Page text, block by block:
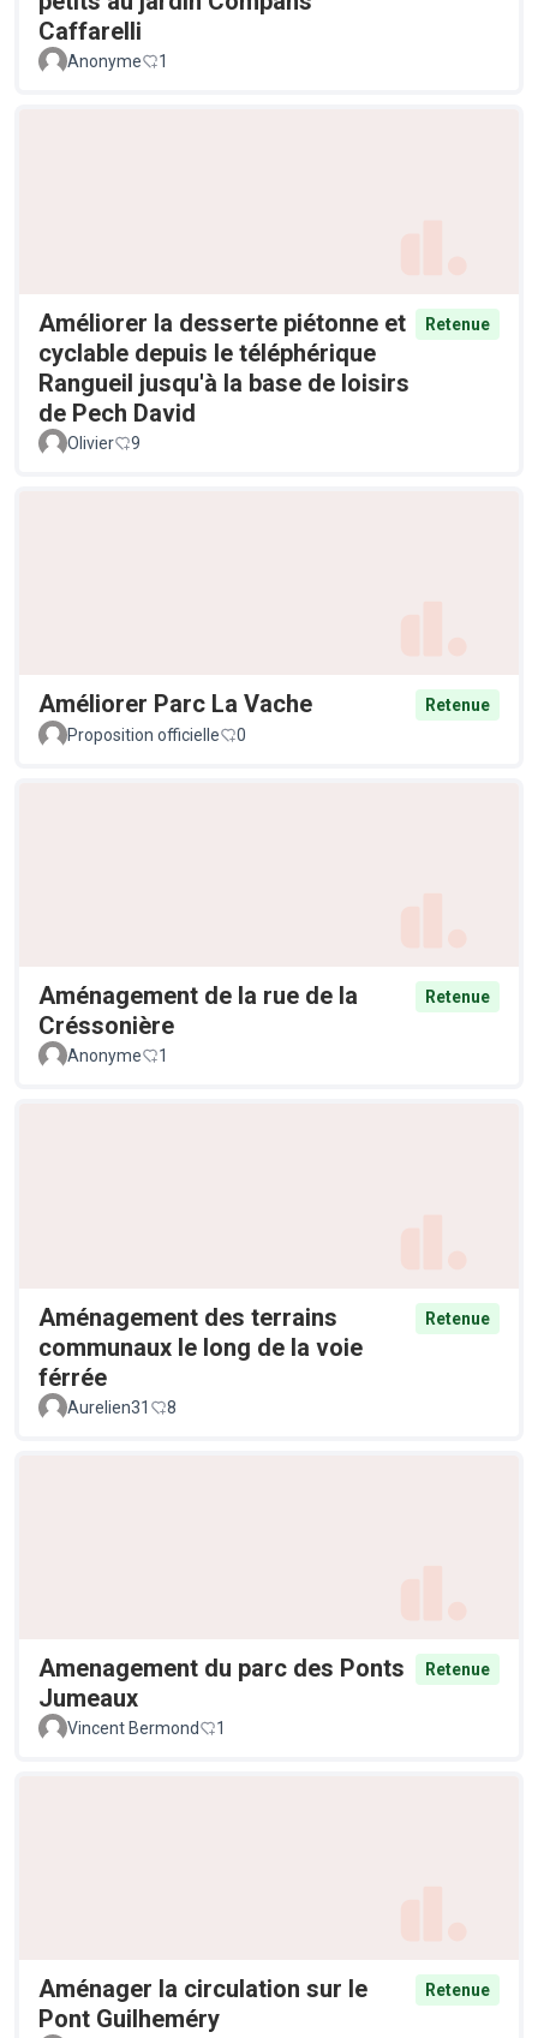
Caffarelli
Anonyme 1
Améliorer la desserte piétonne et
cyclable depuis le téléphérique
Rangueil jusqu'à la base de loisirs
de Pech David
Retenue
Olivier 9
Améliorer Parc La Vache
Retenue
Proposition officielle
0
Aménagement de la rue de la
Créssonière
Retenue
Anonyme 1
Aménagement des terrains
communaux le long de la voie
férrée
Retenue
Aurelien31 8
Amenagement du parc des Ponts
Jumeaux
Retenue
Vincent Bermond 1
Aménager la circulation sur le
Pont Guilheméry
Retenue